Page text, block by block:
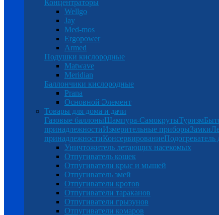
Концентраторы
Wellgo
Jay
Med-mos
Ergopower
Armed
Подушки кислородные
Matwave
Meridian
Баллончики кислородные
Prana
Основной Элемент
Товары для дома и дачи
Газовые баллоныШампура-СамокрутыТуризм
принадлежностиИзмерительные приборыЗамки
принадлежностиКонсервированиеПодогреватель
Уничтожитель летающих насекомых
Отпугиватель кошек
Отпугиватели крыс и мышей
Отпугиватель змей
Отпугиватели кротов
Отпугиватели тараканов
Отпугиватели грызунов
Отпугиватели комаров